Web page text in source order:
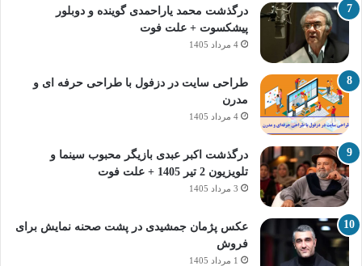
درگذشت محمد یاراحمدی گوینده و دوبلور
پیشکسوت + علت فوت
4 مرداد 1405
طراحی سایت در دزفول با طراحی حرفه‌ ای و
مدرن
4 مرداد 1405
درگذشت اکبر عبدی بازیگر محبوب سینما و
تلویزیون 2 تیر 1405 + علت فوت
3 مرداد 1405
عکس پژمان جمشیدی در پشت صحنه نمایش برای
فروش
1 مرداد 1405